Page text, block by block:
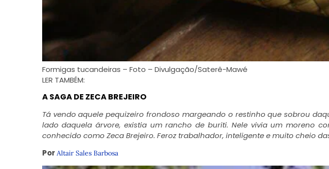
Formigas tucandeiras – Foto – Divulgação/Saterê-Mawé
LER TAMBÉM:
A SAGA DE ZECA BREJEIRO
Tá vendo aquele pequizeiro frondoso margeando o restinho que sobrou
lado daquela árvore, existia um rancho de buriti. Nele vivia um moreno
conhecido como Zeca Brejeiro. Feroz trabalhador, inteligente e muito cheio
Por Altair Sales Barbosa